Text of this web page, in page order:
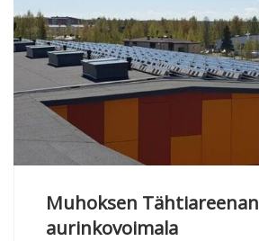
Muhoksen Tähtiareenan
aurinkovoimala